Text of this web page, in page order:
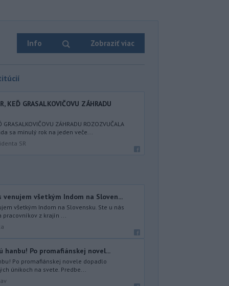
Info Zobraziť viac
KEĎ GRASALKOVIČOVU ZÁHRADU
GRASALKOVIČOVU ZÁHRADU ROZOZVUČALA
sa minulý rok na jeden veče...
SR
všetkým Indom na Sloven...
všetkým Indom na Slovensku. Ste u nás
pracovníkov z krajín ...
Po promafiánskej novel...
Po promafiánskej novele dopadlo
únikoch na svete. Predbe...